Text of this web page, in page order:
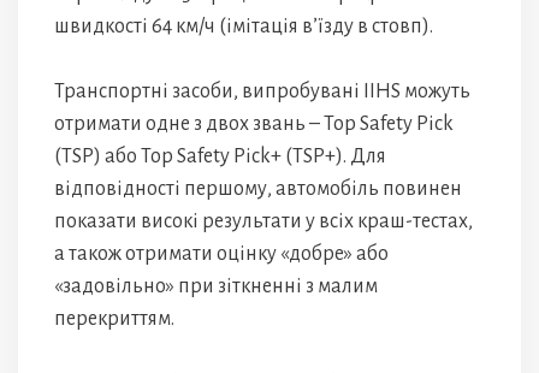
швидкості 64 км/ч (імітація в’їзду в стовп).
Транспортні засоби, випробувані IIHS можуть
отримати одне з двох звань – Top Safety Pick
(TSP) або Top Safety Pick+ (TSP+). Для
відповідності першому, автомобіль повинен
показати високі результати у всіх краш-тестах,
а також отримати оцінку «добре» або
«задовільно» при зіткненні з малим
перекриттям.